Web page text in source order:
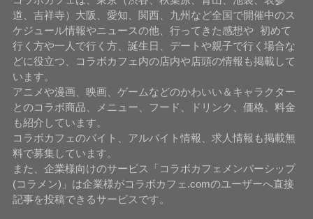
道、吉祥寺）大阪、愛知、関西、九州など全国で開催中のス
ケジュール情報やニュースの他、行ってきた感想や 初めて
行く方や一人で行く方、誕生日、デートや親子で行く場合な
どに役立つ、コラボカフェ内の店内や店頭の情報も掲載して
います。
アニメや漫画、映画、ゲームなどのかわいい＆キャラクター
とのコラボ商品、メニュー、フード、ドリンク、価格、料金
も紹介しています。
コラボカフェのバイト、アルバイト情報、求人情報も掲載無
料で募集しています。
また、企業様向けのサービス「コラボカフェメンバーシップ
(コラメン)」は企業様がコラボカフェ.comのユーザーへ直接
記事を投稿できるサービスです。